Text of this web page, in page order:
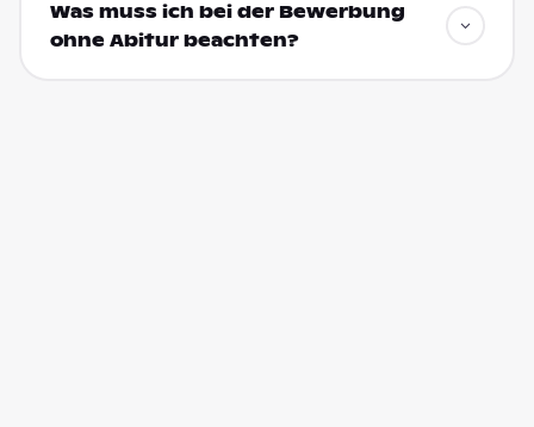
Was muss ich bei der Bewerbung
ohne Abitur beachten?